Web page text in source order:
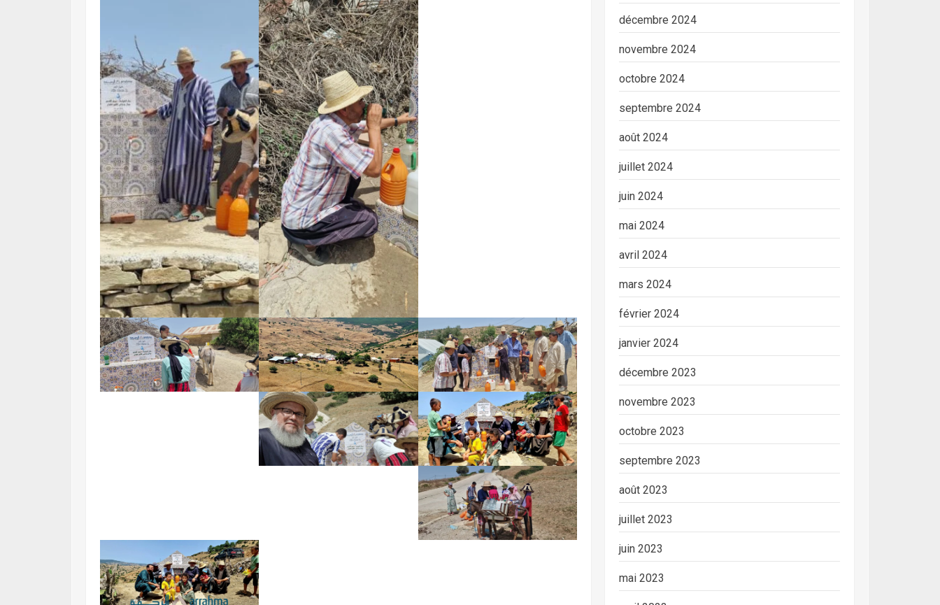
décembre 2024
novembre 2024
octobre 2024
septembre 2024
août 2024
juillet 2024
juin 2024
mai 2024
avril 2024
mars 2024
février 2024
janvier 2024
décembre 2023
novembre 2023
octobre 2023
septembre 2023
août 2023
juillet 2023
juin 2023
mai 2023